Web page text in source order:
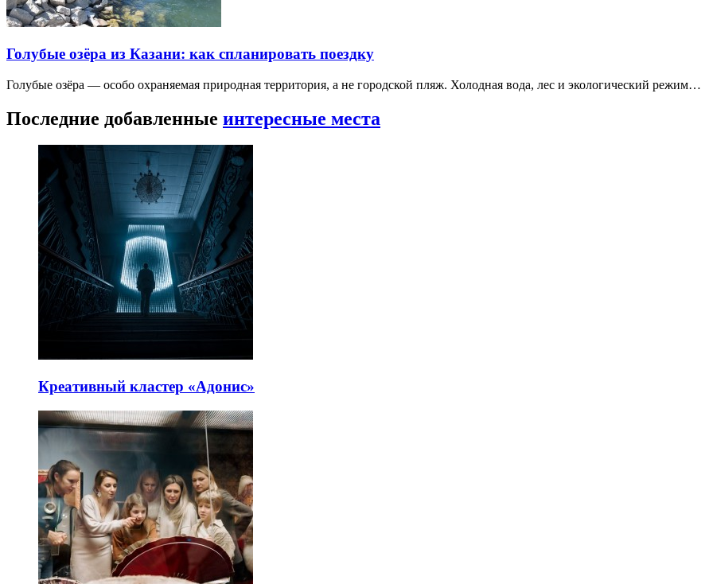
Голубые озёра из Казани: как спланировать поездку
Голубые озёра — особо охраняемая природная территория, а не городской пляж. Холодная вода, лес и экологический режим…
Последние добавленные интересные места
Креативный кластер «Адонис»